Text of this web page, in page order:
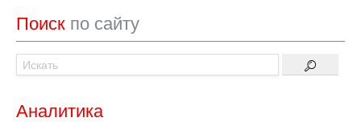
Поиск по сайту
Аналитика